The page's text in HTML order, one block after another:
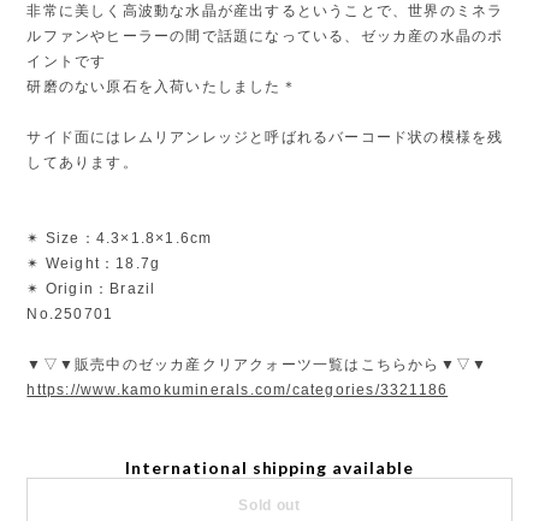
非常に美しく高波動な水晶が産出するということで、世界のミネラ
ルファンやヒーラーの間で話題になっている、ゼッカ産の水晶のポ
イントです
研磨のない原石を入荷いたしました＊
サイド面にはレムリアンレッジと呼ばれるバーコード状の模様を残
してあります。
✴︎ Size：4.3×1.8×1.6cm
✴︎ Weight：18.7g
✴︎ Origin：Brazil
No.250701
▼▽▼販売中のゼッカ産クリアクォーツ一覧はこちらから▼▽▼
https://www.kamokuminerals.com/categories/3321186
International shipping available
Sold out